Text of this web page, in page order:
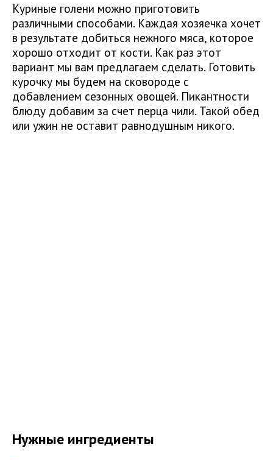
Куриные голени можно приготовить
различными способами. Каждая хозяечка хочет
в результате добиться нежного мяса, которое
хорошо отходит от кости. Как раз этот
вариант мы вам предлагаем сделать. Готовить
курочку мы будем на сковороде с
добавлением сезонных овощей. Пикантности
блюду добавим за счет перца чили. Такой обед
или ужин не оставит равнодушным никого.
Нужные ингредиенты